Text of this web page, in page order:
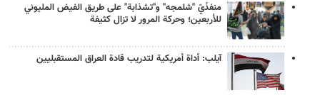
منفذَيّ "شلمجه" و"تشذابة" على طريق الفيض المليوني
للأربعين؛ وحركة المرور لا تزال كثيفة
آيلب: أداة أمريكية لتدريب قادة العراق المستقبليين